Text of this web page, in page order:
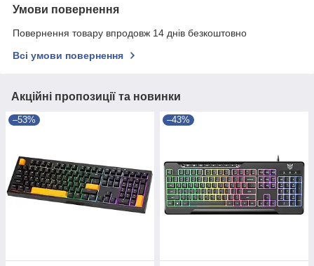
Умови повернення
Повернення товару впродовж 14 днів безкоштовно
Всі умови повернення
Акційні пропозиції та новинки
–53% –43%